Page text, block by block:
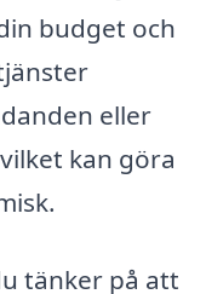
budget och
eller
kan göra
tänker på att